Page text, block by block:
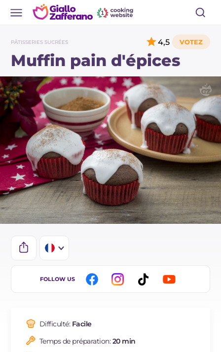
PÂTISSERIES SUCRÉES
Muffin pain d'épices
4,5
IT
BR
NL
FOLLOW US
Difficulté: Facile
Temps de préparation:20 min